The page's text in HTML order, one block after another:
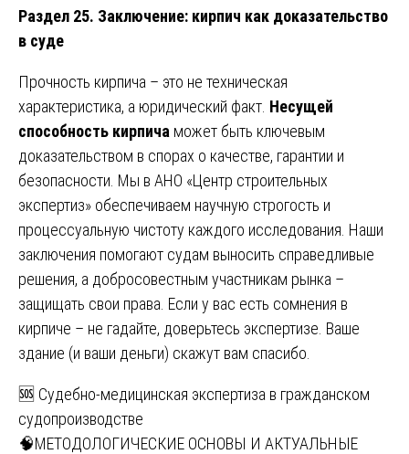
Раздел 25. Заключение: кирпич как доказательство
в суде
Прочность кирпича – это не техническая
характеристика, а юридический факт. Несущей
способность кирпича может быть ключевым
доказательством в спорах о качестве, гарантии и
безопасности. Мы в АНО «Центр строительных
экспертиз» обеспечиваем научную строгость и
процессуальную чистоту каждого исследования. Наши
заключения помогают судам выносить справедливые
решения, а добросовестным участникам рынка –
защищать свои права. Если у вас есть сомнения в
кирпиче – не гадайте, доверьтесь экспертизе. Ваше
здание (и ваши деньги) скажут вам спасибо.
Навигация
по
🆘 Судебно-медицинская экспертиза в гражданском
судопроизводстве
🧠МЕТОДОЛОГИЧЕСКИЕ ОСНОВЫ И АКТУАЛЬНЫЕ